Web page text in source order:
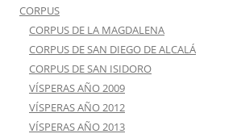
CORPUS
CORPUS DE LA MAGDALENA
CORPUS DE SAN DIEGO DE ALCALÁ
CORPUS DE SAN ISIDORO
VÍSPERAS AÑO 2009
VÍSPERAS AÑO 2012
VÍSPERAS AÑO 2013